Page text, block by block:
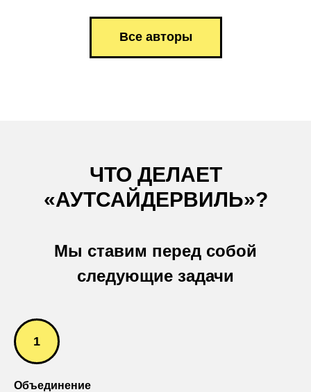
Все авторы
ЧТО ДЕЛАЕТ
«АУТСАЙДЕРВИЛЬ»?
Мы ставим перед собой
следующие задачи
Объединение